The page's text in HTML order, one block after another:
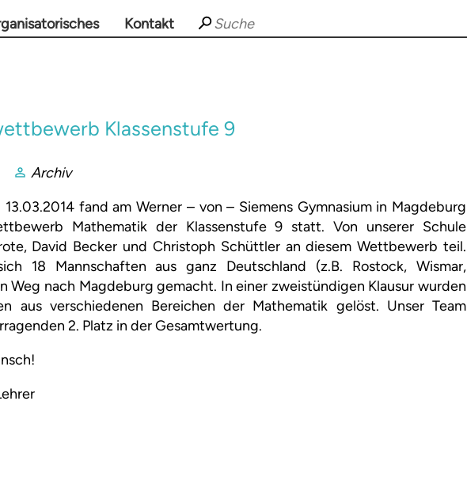
Kontakt
Klassenstufe 9
Archiv
fand am Werner – von – Siemens Gymnasium in Magdeburg
Mathematik der Klassenstufe 9 statt. Von unserer Schule
David Becker und Christoph Schüttler an diesem Wettbewerb teil.
18 Mannschaften aus ganz Deutschland (z.B. Rostock, Wismar,
nach Magdeburg gemacht. In einer zweistündigen Klausur wurden
aus verschiedenen Bereichen der Mathematik gelöst. Unser Team
2. Platz in der Gesamtwertung.